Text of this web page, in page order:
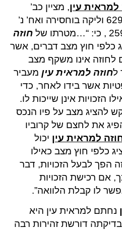
למראית עין, מציין כב’
השופט אשר בע”א 6295/95 וליקה בוחסירה ואח’ נ’
חוזה
כלפי חוץ מצב דברים, אשר
לחוזה אינו משקף מצב
לחוזה למראית עין מעביר
אשר בידו לאחר, כדי
הזכויות אינן שייכות לו.
להציג מצב על פיו הנכס
את לחצם של קרוביו
למראית עין יכול
כלפי חוץ מצב כאילו
הפך לבעל הזכויות, דבר
אם רכישת הזכויות
לו קבלת הלוואה”.
נחתם למראית עין היא
דורשת זהירות רבה